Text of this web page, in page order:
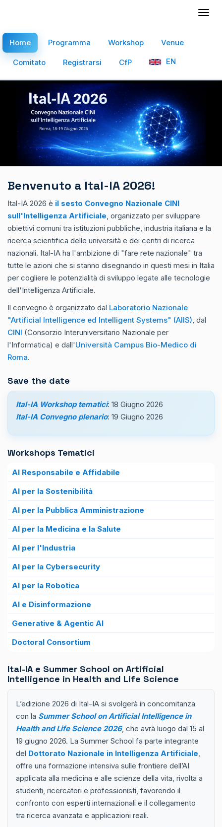
Home
Programma Workshop Venue
Comitato Registrarsi CfP EN
Benvenuto a Ital-IA 2026!
Ital-IA 2026 è il sesto Convegno Nazionale CINI
sull'Intelligenza Artificiale , organizzato per sviluppare
obiettivi comuni tra istituzioni pubbliche, industria italiana e la
ricerca scientifica delle università e dei centri di ricerca
nazionali. Ital-IA ha l'ambizione di "fare rete nazionale" tra
tutte le azioni che si stanno disegnando in questi mesi in Italia
per cogliere le potenzialità di sviluppo legate alle tecnologie
dell'Intelligenza Artificiale.
Il convegno è organizzato dal Laboratorio Nazionale
"Artificial Intelligence ed Intelligent Systems" (AIIS) , dal
CINI (Consorzio Interuniversitario Nazionale per
l'Informatica) e dall'Università Campus Bio-Medico di
Roma.
Save the date
Ital-IA Workshop tematici: 18 Giugno 2026
Ital-IA Convegno plenario: 19 Giugno 2026
Workshops Tematici
AI Responsabile e Affidabile
AI per la Sostenibilità
AI per la Pubblica Amministrazione
AI per la Medicina e la Salute
AI per l'Industria
AI per la Cybersecurity
AI per la Robotica
AI e Disinformazione
Generative & Agentic AI
Doctoral Consortium
Ital-IA e Summer School on Artificial
Intelligence in Health and Life Science
L’edizione 2026 di Ital-IA si svolgerà in concomitanza
con la Summer School on Artificial Intelligence in
Health and Life Science 2026, che avrà luogo dal 15 al
19 giugno 2026. La Summer School fa parte integrante
del Dottorato Nazionale in Intelligenza Artificiale
offre una formazione intensiva sulle frontiere dell’AI
applicata alla medicina e alle scienze della vita, rivolta a
studenti, ricercatori e professionisti, favorendo il
confronto con esperti internazionali e il collegamento
tra ricerca avanzata e applicazioni reali.